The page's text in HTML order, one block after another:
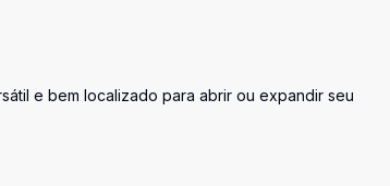
e bem localizado para abrir ou expandir seu